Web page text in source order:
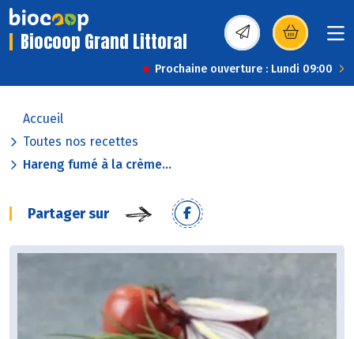
Biocoop Grand Littoral (s’ouvre dans une
Prochaine ouverture : Lundi 09:00
Accueil
Toutes nos recettes
Hareng fumé à la crème...
Partager sur